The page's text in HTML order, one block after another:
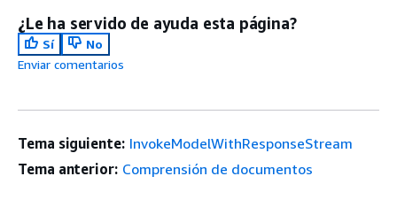
¿Le ha servido de ayuda esta página?
Sí
No
Enviar comentarios
Tema siguiente: InvokeModelWithResponseStream
Tema anterior: Comprensión de documentos